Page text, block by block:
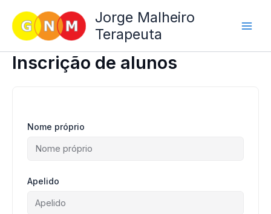
content
Jorge Malheiro
Terapeuta
Inscrição de alunos
Nome próprio
Apelido